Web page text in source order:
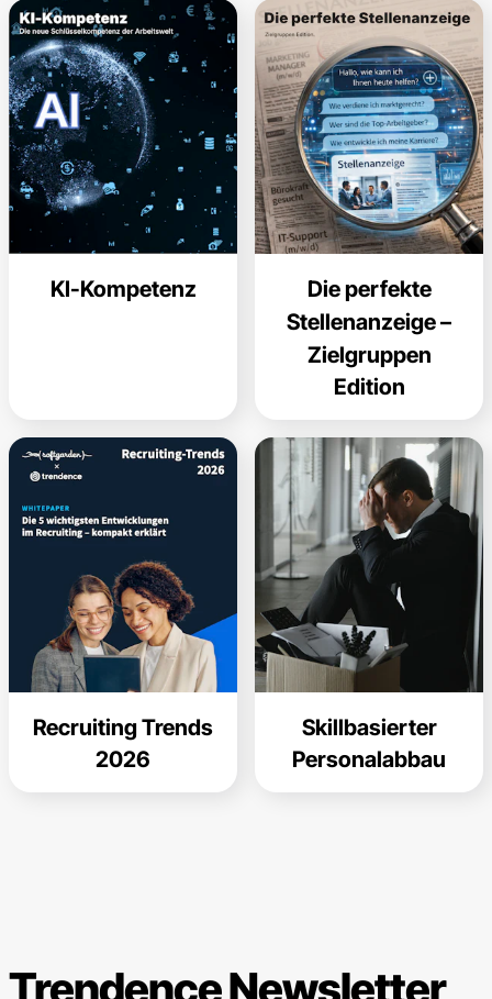
KI-Kompetenz
Die perfekte
Stellenanzeige –
Zielgruppen
Edition
Recruiting Trends
2026
Skillbasierter
Personalabbau